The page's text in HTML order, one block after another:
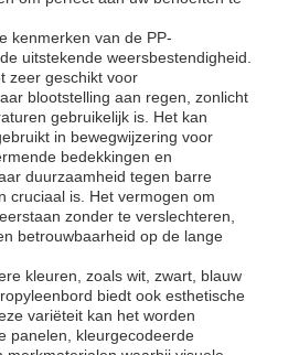
kenmerken van de PP-
uitstekende weersbestendigheid.
zeer geschikt voor
blootstelling aan regen, zonlicht
gebruikelijk is. Het kan
in bewegwijzering voor
bedekkingen en
duurzaamheid tegen barre
cruciaal is. Het vermogen om
​​zonder te verslechteren,
betrouwbaarheid op de lange
kleuren, zoals wit, zwart, blauw
biedt ook esthetische
variëteit kan het worden
panelen, kleurgecodeerde